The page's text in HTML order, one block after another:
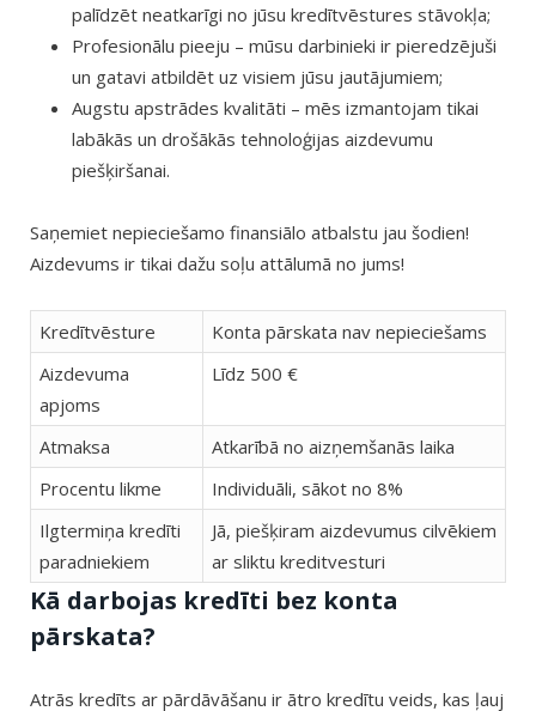
palīdzēt neatkarīgi no jūsu kredītvēstures stāvokļa;
Profesionālu pieeju – mūsu darbinieki ir pieredzējuši
un gatavi atbildēt uz visiem jūsu jautājumiem;
Augstu apstrādes kvalitāti – mēs izmantojam tikai
labākās un drošākās tehnoloģijas aizdevumu
piešķiršanai.
Saņemiet nepieciešamo finansiālo atbalstu jau šodien!
Aizdevums ir tikai dažu soļu attālumā no jums!
Kredītvēsture
Konta pārskata nav nepieciešams
Aizdevuma
apjoms
Līdz 500 €
Atmaksa
Atkarībā no aizņemšanās laika
Procentu likme
Individuāli, sākot no 8%
Ilgtermiņa kredīti
paradniekiem
Jā, piešķiram aizdevumus cilvēkiem
ar sliktu kreditvesturi
Kā darbojas kredīti bez konta
pārskata?
Atrās kredīts ar pārdāvāšanu ir ātro kredītu veids, kas ļauj